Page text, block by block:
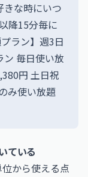
きな時にいつ
降15分毎に
ラン】週3日
毎日使い放
円 土日祝
み使い放題
ている
から使える点